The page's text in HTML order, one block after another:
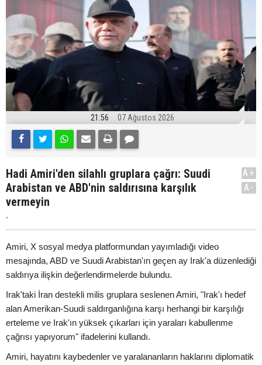
21:56 07 Ağustos 2026
Hadi Amiri'den silahlı gruplara çağrı: Suudi
Arabistan ve ABD'nin saldırısına karşılık
vermeyin
.
A+
A-
Amiri, X sosyal medya platformundan yayımladığı video
mesajında, ABD ve Suudi Arabistan'ın geçen ay Irak'a düzenlediği
saldırıya ilişkin değerlendirmelerde bulundu.
Irak'taki İran destekli milis gruplara seslenen Amiri, "Irak'ı hedef
alan Amerikan-Suudi saldırganlığına karşı herhangi bir karşılığı
erteleme ve Irak'ın yüksek çıkarları için yaraları kabullenme
çağrısı yapıyorum" ifadelerini kullandı.
Amiri, hayatını kaybedenler ve yaralananların haklarını diplomatik